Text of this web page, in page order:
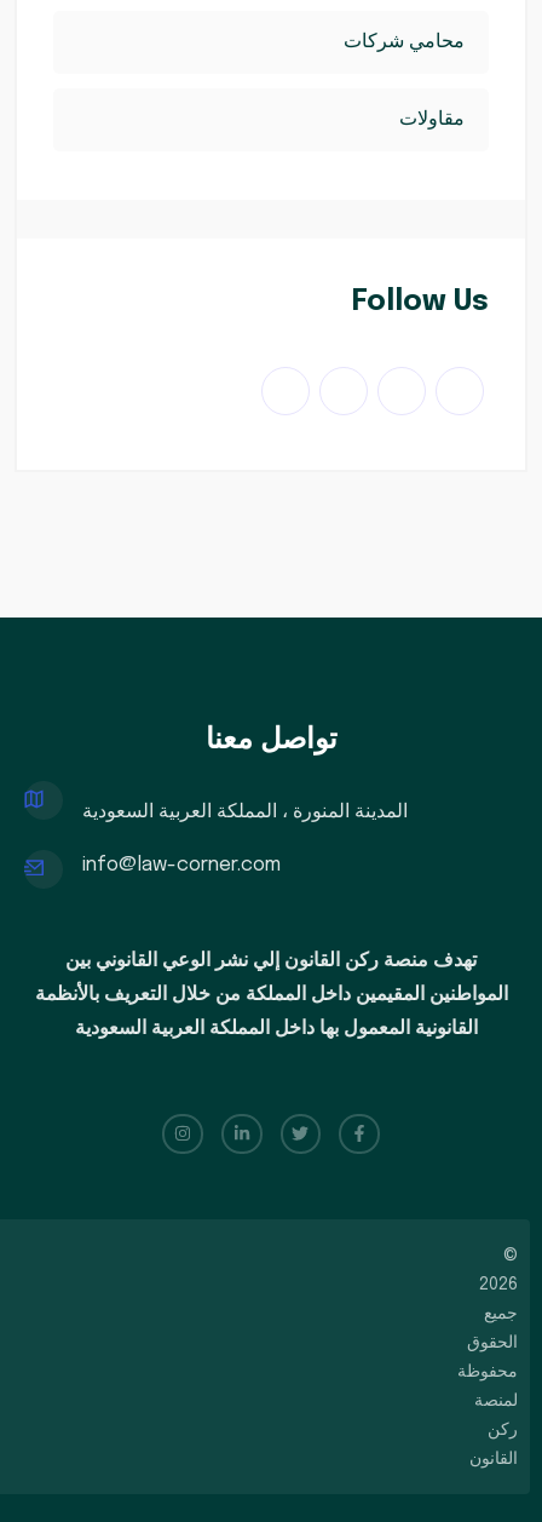
محامي شركات
مقاولات
Follow Us
تواصل معنا
المدينة المنورة ، المملكة العربية السعودية
info@law-corner.com
تهدف منصة ركن القانون إلي نشر الوعي القانوني بين
المواطنين المقيمين داخل المملكة من خلال التعريف بالأنظمة
القانونية المعمول بها داخل المملكة العربية السعودية
©
2026
جميع
الحقوق
محفوظة
لمنصة
ركن
القانون